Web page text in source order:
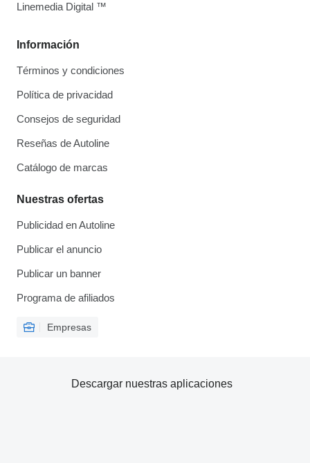
Información
Términos y condiciones
Política de privacidad
Consejos de seguridad
Reseñas de Autoline
Catálogo de marcas
Nuestras ofertas
Publicidad en Autoline
Publicar el anuncio
Publicar un banner
Programa de afiliados
Empresas
Linemedia Digital ™
Descargar nuestras aplicaciones